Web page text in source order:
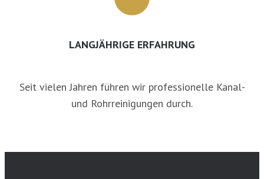
LANGJÄHRIGE ERFAHRUNG
Seit vielen Jahren führen wir professionelle Kanal-
und Rohrreinigungen durch.